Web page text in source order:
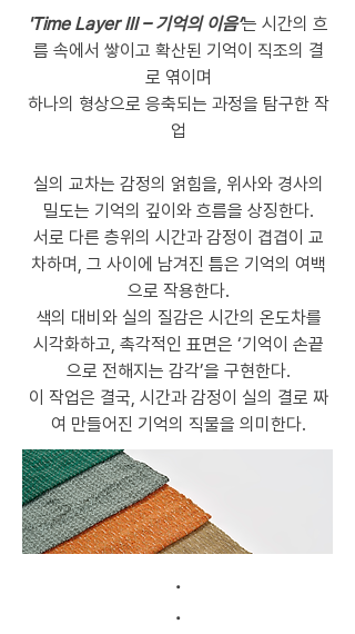
'Time Layer III – 기억의 이음’는 시간의 흐
름 속에서 쌓이고 확산된 기억이 직조의 결
로 엮이며
하나의 형상으로 응축되는 과정을 탐구한 작
업
실의 교차는 감정의 얽힘을, 위사와 경사의
밀도는 기억의 깊이와 흐름을 상징한다.
서로 다른 층위의 시간과 감정이 겹겹이 교
차하며, 그 사이에 남겨진 틈은 기억의 여백
으로 작용한다.
색의 대비와 실의 질감은 시간의 온도차를
시각화하고, 촉각적인 표면은 ‘기억이 손끝
으로 전해지는 감각’을 구현한다.
이 작업은 결국, 시간과 감정이 실의 결로 짜
여 만들어진 기억의 직물을 의미한다.
.
.